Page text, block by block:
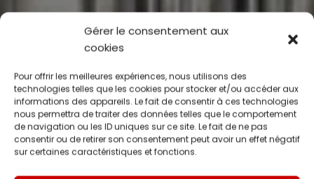
Gérer le consentement aux
cookies
Pour offrir les meilleures expériences, nous utilisons des
technologies telles que les cookies pour stocker et/ou accéder aux
informations des appareils. Le fait de consentir à ces technologies
nous permettra de traiter des données telles que le comportement
de navigation ou les ID uniques sur ce site. Le fait de ne pas
consentir ou de retirer son consentement peut avoir un effet négatif
sur certaines caractéristiques et fonctions.